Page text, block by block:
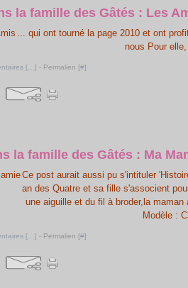
la famille des Gâtés : Les
... qui ont tourné la page 2010 et ont
nous Pour
[ ] - Permalien [#]
la famille des Gâtés : Ma
Ce post aurait aussi pu s'intituler
an des Quatre et sa fille s'associent
une aiguille et du fil à broder,la
Modèle :
[ ] - Permalien [#]